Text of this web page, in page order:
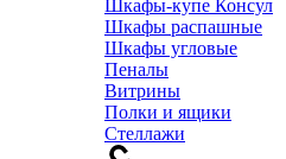
Шкафы-купе Консул
Шкафы распашные
Шкафы угловые
Пеналы
Витрины
Полки и ящики
Стеллажи